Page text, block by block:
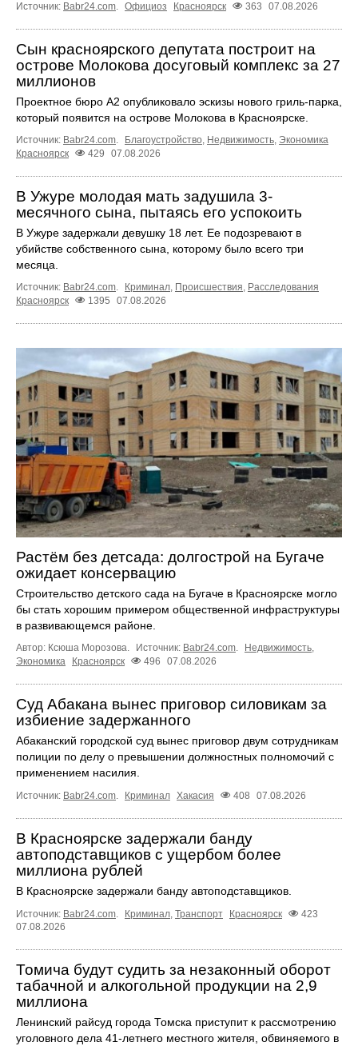
Источник: Babr24.com. Официоз Красноярск 363 07.08.2026
Сын красноярского депутата построит на
острове Молокова досуговый комплекс за 27
миллионов
Проектное бюро А2 опубликовало эскизы нового гриль-парка,
который появится на острове Молокова в Красноярске.
Источник: Babr24.com. Благоустройство, Недвижимость, Экономика
Красноярск
429 07.08.2026
В Ужуре молодая мать задушила 3-
месячного сына, пытаясь его успокоить
В Ужуре задержали девушку 18 лет. Ее подозревают в
убийстве собственного сына, которому было всего три
месяца.
Источник: Babr24.com. Криминал, Происшествия, Расследования
Красноярск
1395 07.08.2026
Растём без детсада: долгострой на Бугаче
ожидает консервацию
Строительство детского сада на Бугаче в Красноярске могло
бы стать хорошим примером общественной инфраструктуры
в развивающемся районе.
Автор: Ксюша Морозова. Источник: Babr24.com. Недвижимость,
Экономика
Красноярск 496 07.08.2026
Суд Абакана вынес приговор силовикам за
избиение задержанного
Абаканский городской суд вынес приговор двум сотрудникам
полиции по делу о превышении должностных полномочий с
применением насилия.
Источник: Babr24.com. Криминал Хакасия 408 07.08.2026
В Красноярске задержали банду
автоподставщиков с ущербом более
миллиона рублей
В Красноярске задержали банду автоподставщиков.
Источник: Babr24.com. Криминал, Транспорт Красноярск
423
07.08.2026
Томича будут судить за незаконный оборот
табачной и алкогольной продукции на 2,9
миллиона
Ленинский райсуд города Томска приступит к рассмотрению
уголовного дела 41-летнего местного жителя, обвиняемого в